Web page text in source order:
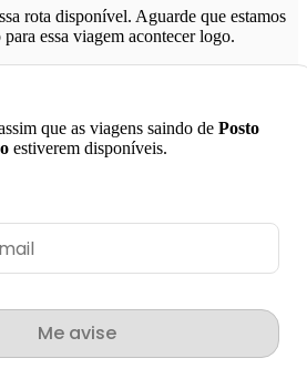
rota disponível. Aguarde que estamos
essa viagem acontecer logo.
que as viagens saindo de Posto
estiverem disponíveis.
Me avise